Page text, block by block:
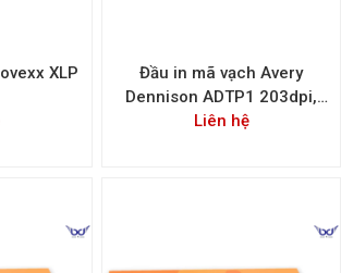
XLP
Đầu in mã vạch Avery
Dennison ADTP1 203dpi,
300dpi - Printhead Avery
Liên hệ